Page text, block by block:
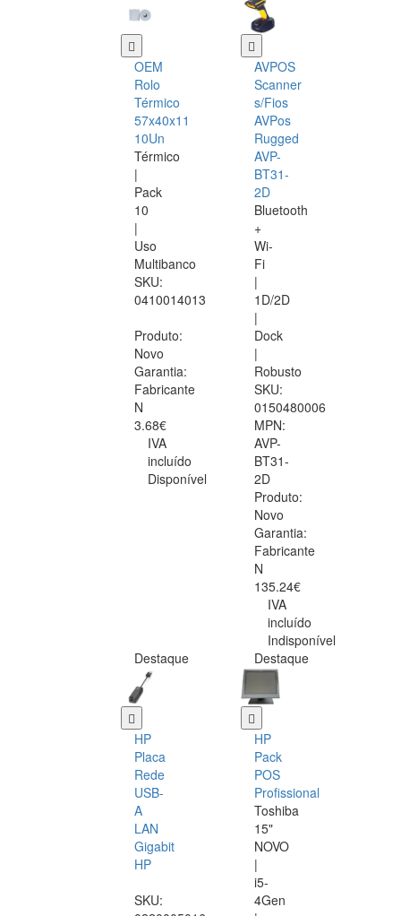
OEM
Rolo
Térmico
57x40x11
10Un
Térmico
|
Pack
10
|
Uso
Multibanco
SKU:
0410014013
Produto:
Novo
Garantia:
Fabricante
N
3.68€
IVA
incluído
Disponível
AVPOS
Scanner
s/Fios
AVPos
Rugged
AVP-
BT31-
2D
Bluetooth
+
Wi-
Fi
|
1D/2D
|
Dock
|
Robusto
SKU:
0150480006
MPN:
AVP-
BT31-
2D
Produto:
Novo
Garantia:
Fabricante
N
135.24€
IVA
incluído
Indisponível
Destaque
HP
Placa
Rede
USB-
A
LAN
Gigabit
HP
SKU:
Destaque
HP
Pack
POS
Profissional
Toshiba
15"
NOVO
|
i5-
4Gen